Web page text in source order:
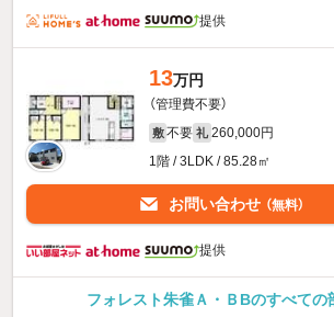
提供
13万円
（管理費不要）
敷 不要 礼 260,000円
1階 / 3LDK / 85.28㎡
お問い合わせ （無料）
提供
フォレスト朱雀Ａ・ＢBのすべての